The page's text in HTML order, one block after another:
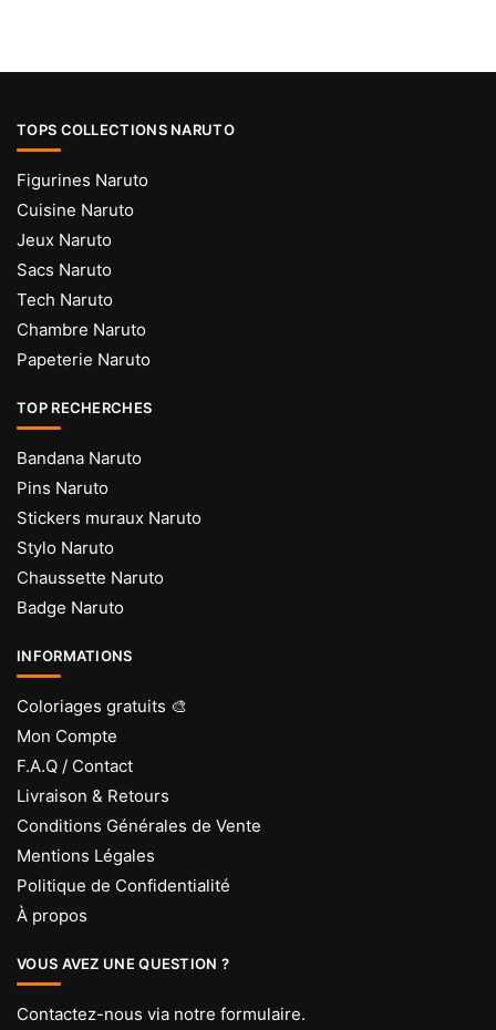
TOPS COLLECTIONS NARUTO
Figurines Naruto
Cuisine Naruto
Jeux Naruto
Sacs Naruto
Tech Naruto
Chambre Naruto
Papeterie Naruto
TOP RECHERCHES
Bandana Naruto
Pins Naruto
Stickers muraux Naruto
Stylo Naruto
Chaussette Naruto
Badge Naruto
INFORMATIONS
Coloriages gratuits 🎨
Mon Compte
F.A.Q / Contact
Livraison & Retours
Conditions Générales de Vente
Mentions Légales
Politique de Confidentialité
À propos
VOUS AVEZ UNE QUESTION ?
Contactez-nous via notre formulaire.